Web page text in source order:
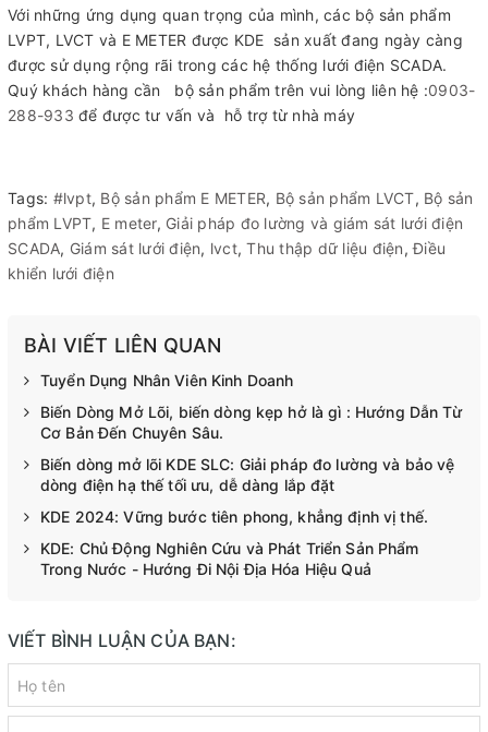
Với những ứng dụng quan trọng của mình, các bộ sản phẩm
LVPT, LVCT và E METER được KDE sản xuất đang ngày càng
được sử dụng rộng rãi trong các hệ thống lưới điện SCADA.
Quý khách hàng cần bộ sản phẩm trên vui lòng liên hệ :0903-
288-933 để được tư vấn và hỗ trợ từ nhà máy
Tags: #lvpt, Bộ sản phẩm E METER, Bộ sản phẩm LVCT, Bộ sản
phẩm LVPT, E meter, Giải pháp đo lường và giám sát lưới điện
SCADA, Giám sát lưới điện, lvct,Thu thập dữ liệu điện,Điều
khiển lưới điện
BÀI VIẾT LIÊN QUAN
Tuyển Dụng Nhân Viên Kinh Doanh
Biến Dòng Mở Lõi, biến dòng kẹp hở là gì : Hướng Dẫn Từ
Cơ Bản Đến Chuyên Sâu.
Biến dòng mở lõi KDE SLC: Giải pháp đo lường và bảo vệ
dòng điện hạ thế tối ưu, dễ dàng lắp đặt
KDE 2024: Vững bước tiên phong, khẳng định vị thế.
KDE: Chủ Động Nghiên Cứu và Phát Triển Sản Phẩm
Trong Nước - Hướng Đi Nội Địa Hóa Hiệu Quả
VIẾT BÌNH LUẬN CỦA BẠN: